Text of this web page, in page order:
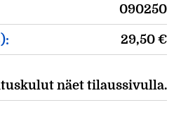
090250
29,50 €
näet tilaussivulla.